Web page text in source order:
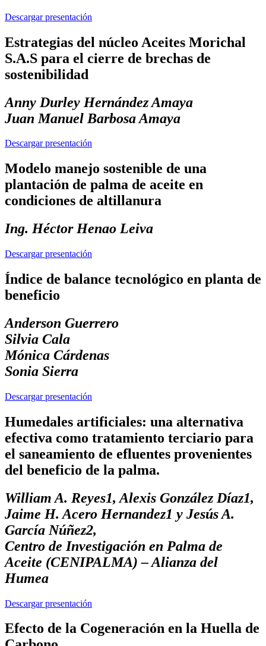
Descargar presentación
Estrategias del núcleo Aceites Morichal
S.A.S para el cierre de brechas de
sostenibilidad
Anny Durley Hernández Amaya
Juan Manuel Barbosa Amaya
Descargar presentación
Modelo manejo sostenible de una
plantación de palma de aceite en
condiciones de altillanura
Ing. Héctor Henao Leiva
Descargar presentación
Índice de balance tecnológico en planta de
beneficio
Anderson Guerrero
Silvia Cala
Mónica Cárdenas
Sonia Sierra
Descargar presentación
Humedales artificiales: una alternativa
efectiva como tratamiento terciario para
el saneamiento de efluentes provenientes
del beneficio de la palma.
William A. Reyes1, Alexis González Díaz1,
Jaime H. Acero Hernandez1 y Jesús A.
García Núñez2,
Centro de Investigación en Palma de
Aceite (CENIPALMA) – Alianza del
Humea
Descargar presentación
Efecto de la Cogeneración en la Huella de